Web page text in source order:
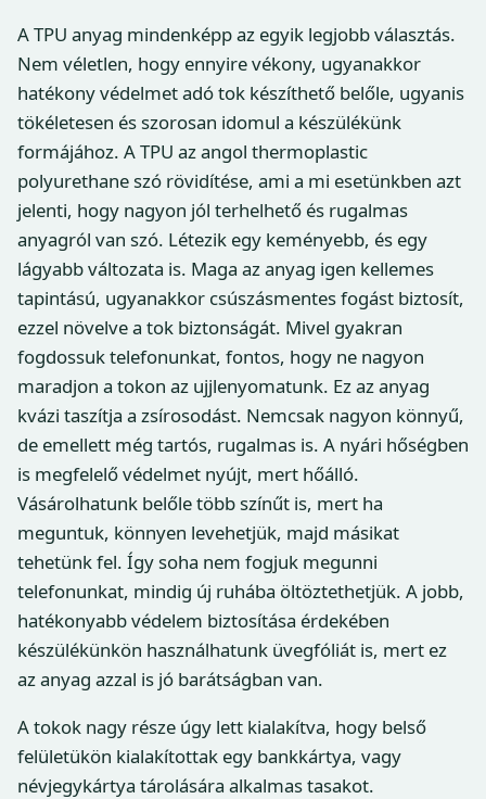
A TPU anyag mindenképp az egyik legjobb választás.
Nem véletlen, hogy ennyire vékony, ugyanakkor
hatékony védelmet adó tok készíthető belőle, ugyanis
tökéletesen és szorosan idomul a készülékünk
formájához. A TPU az angol thermoplastic
polyurethane szó rövidítése, ami a mi esetünkben azt
jelenti, hogy nagyon jól terhelhető és rugalmas
anyagról van szó. Létezik egy keményebb, és egy
lágyabb változata is. Maga az anyag igen kellemes
tapintású, ugyanakkor csúszásmentes fogást biztosít,
ezzel növelve a tok biztonságát. Mivel gyakran
fogdossuk telefonunkat, fontos, hogy ne nagyon
maradjon a tokon az ujjlenyomatunk. Ez az anyag
kvázi taszítja a zsírosodást. Nemcsak nagyon könnyű,
de emellett még tartós, rugalmas is. A nyári hőségben
is megfelelő védelmet nyújt, mert hőálló.
Vásárolhatunk belőle több színűt is, mert ha
meguntuk, könnyen levehetjük, majd másikat
tehetünk fel. Így soha nem fogjuk megunni
telefonunkat, mindig új ruhába öltöztethetjük. A jobb,
hatékonyabb védelem biztosítása érdekében
készülékünkön használhatunk üvegfóliát is, mert ez
az anyag azzal is jó barátságban van.
A tokok nagy része úgy lett kialakítva, hogy belső
felületükön kialakítottak egy bankkártya, vagy
névjegykártya tárolására alkalmas tasakot.